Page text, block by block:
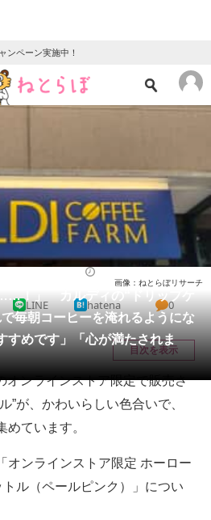
ンペーン実施中！
地域
教育・育児
リサーチ
ド
来
……！」 カルディの“ドリップケ
毎朝コーヒーを淹れるようにな
すめです」「心が満たされま
画像：ねとらぼリサーチ
LINE hatena 0
目次を表示
ンラインストア限定で販売さ
”が、かわいらしい色合いで、
ています。
ンラインストア限定 ホーロー
トル（ペールピンク）」につい